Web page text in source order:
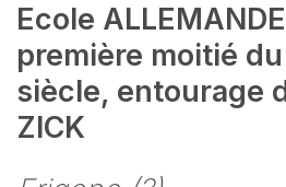
Ecole
première moitié
siècle, entourage
ZICK